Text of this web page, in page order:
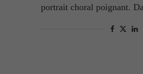
portrait choral poignant.